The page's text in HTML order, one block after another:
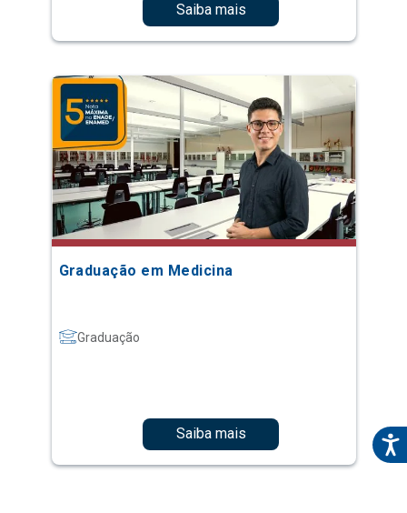
Saiba mais
Graduação em Medicina
Graduação
Saiba mais